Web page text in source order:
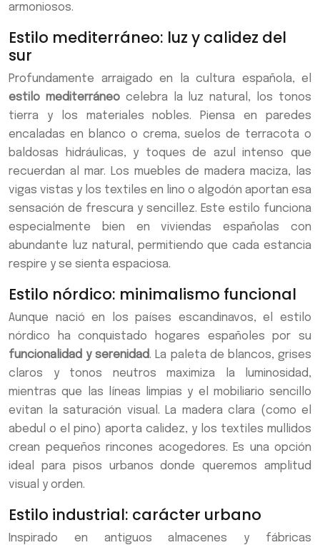
armoniosos.
Estilo mediterráneo: luz y calidez del
sur
Profundamente arraigado en la cultura española, el
estilo mediterráneocelebra la luz natural, los tonos
tierra y los materiales nobles. Piensa en paredes
encaladas en blanco o crema, suelos de terracota o
baldosas hidráulicas, y toques de azul intenso que
recuerdan al mar. Los muebles de madera maciza, las
vigas vistas y los textiles en lino o algodón aportan esa
sensación de frescura y sencillez. Este estilo funciona
especialmente bien en viviendas españolas con
abundante luz natural, permitiendo que cada estancia
respire y se sienta espaciosa.
Estilo nórdico: minimalismo funcional
Aunque nació en los países escandinavos, el estilo
nórdico ha conquistado hogares españoles por su
funcionalidad y serenidad. La paleta de blancos, grises
claros y tonos neutros maximiza la luminosidad,
mientras que las líneas limpias y el mobiliario sencillo
evitan la saturación visual. La madera clara (como el
abedul o el pino) aporta calidez, y los textiles mullidos
crean pequeños rincones acogedores. Es una opción
ideal para pisos urbanos donde queremos amplitud
visual y orden.
Estilo industrial: carácter urbano
Inspirado en antiguos almacenes y fábricas